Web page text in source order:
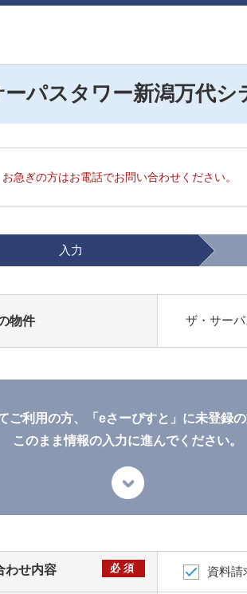
パスタワー新潟万代シ
お急ぎの方はお電話でお問い合わせください。
入力
物件 ザ・サー
ご利用の方、「eさーぴすと」に未登録の
このまま情報の入力に進んでください。
わせ内容 必須 資料請